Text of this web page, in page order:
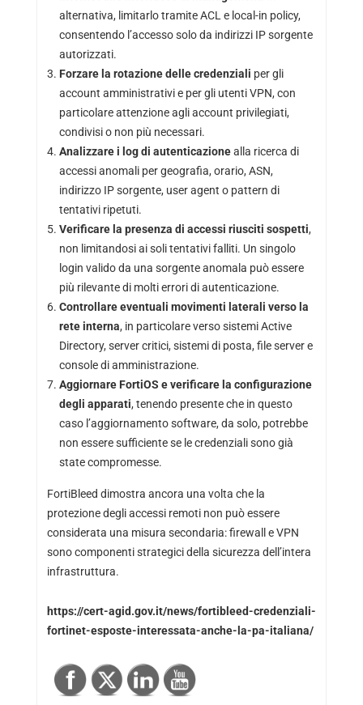
alternativa, limitarlo tramite ACL e local-in policy,
consentendo l’accesso solo da indirizzi IP sorgente
autorizzati.
Forzare la rotazione delle credenziali per gli
account amministrativi e per gli utenti VPN, con
particolare attenzione agli account privilegiati,
condivisi o non più necessari.
Analizzare i log di autenticazionealla ricerca di
accessi anomali per geografia, orario, ASN,
indirizzo IP sorgente, user agent o pattern di
tentativi ripetuti.
Verificare la presenza di accessi riusciti sospetti,
non limitandosi ai soli tentativi falliti. Un singolo
login valido da una sorgente anomala può essere
più rilevante di molti errori di autenticazione.
Controllare eventuali movimenti laterali verso la
rete interna, in particolare verso sistemi Active
Directory, server critici, sistemi di posta, file server e
console di amministrazione.
Aggiornare FortiOS e verificare la configurazione
degli apparati, tenendo presente che in questo
caso l’aggiornamento software, da solo, potrebbe
non essere sufficiente se le credenziali sono già
state compromesse.
FortiBleed dimostra ancora una volta che la
protezione degli accessi remoti non può essere
considerata una misura secondaria: firewall e VPN
sono componenti strategici della sicurezza dell’intera
infrastruttura.
https://cert-agid.gov.it/news/fortibleed-credenziali-
fortinet-esposte-interessata-anche-la-pa-italiana/